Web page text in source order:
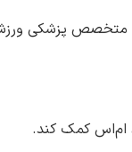
پزشکی
ام‌اس کمک کند.